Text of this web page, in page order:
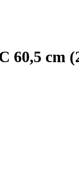
60,5 cm